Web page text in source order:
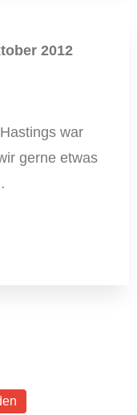
2012
war
gerne etwas